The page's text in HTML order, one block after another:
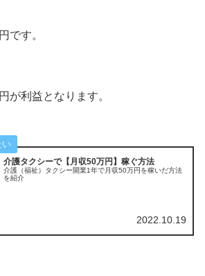
です。
が利益となります。
介護タクシーで【月収50万円】稼ぐ方法
介護（福祉）タクシー開業1年で月収50万円を稼いだ方法
を紹介
2022.10.19